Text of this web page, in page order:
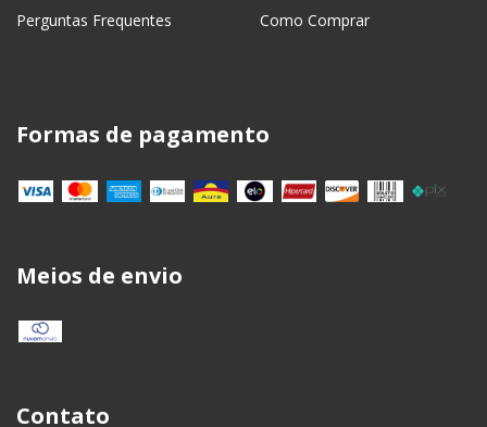
Perguntas Frequentes Como Comprar
Formas de pagamento
Meios de envio
Contato